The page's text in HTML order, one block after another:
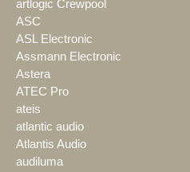
artlogic Crewpool
ASC
ASL Electronic
Assmann Electronic
Astera
ATEC Pro
ateis
atlantic audio
Atlantis Audio
audiluma